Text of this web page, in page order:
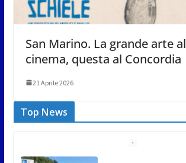
San Marino. La grande arte al
cinema, questa al Concordia
21 Aprile 2026
Top News